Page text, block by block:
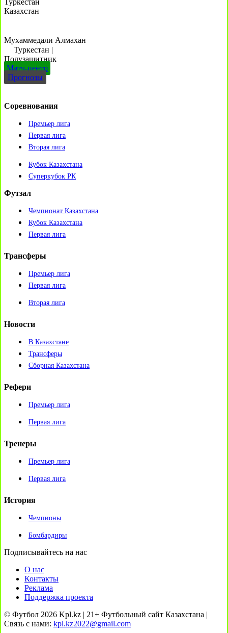
Казахстан
Мухаммедали Алмахан
Туркестан |
Полузащитник
Матч-центр
Прогнозы
Соревнования
Премьер лига
Первая лига
Вторая лига
Кубок Казахстана
Суперкубок РК
Футзал
Чемпионат Казахстана
Кубок Казахстана
Первая лига
Трансферы
Премьер лига
Первая лига
Вторая лига
Новости
В Казахстане
Трансферы
Сборная Казахстана
Рефери
Премьер лига
Первая лига
Тренеры
Премьер лига
Первая лига
История
Чемпионы
Бомбардиры
Подписывайтесь на нас
О нас
Контакты
Реклама
Поддержка проекта
© Футбол 2026 Kpl.kz | 21+ Футбольный сайт Казахстана |
Связь с нами: kpl.kz2022@gmail.com